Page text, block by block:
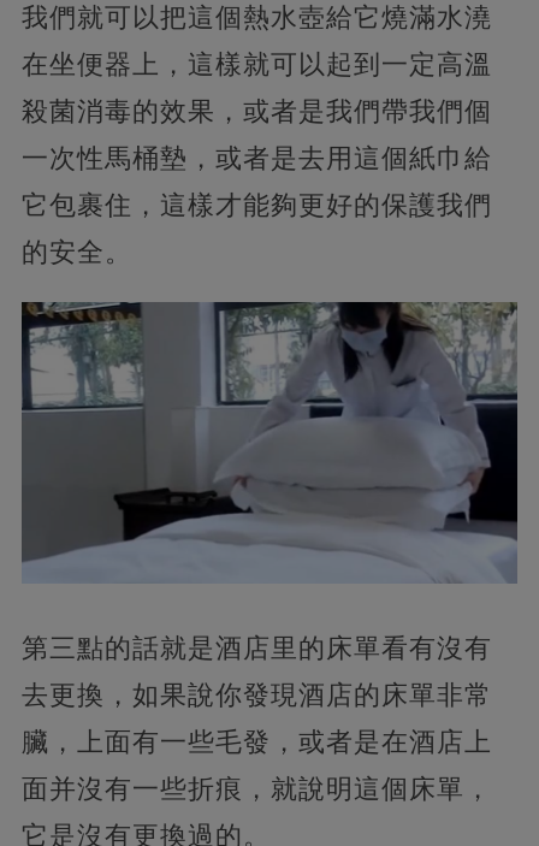
我們就可以把這個熱水壺給它燒滿水澆
在坐便器上，這樣就可以起到一定高溫
殺菌消毒的效果，或者是我們帶我們個
一次性馬桶墊，或者是去用這個紙巾給
它包裹住，這樣才能夠更好的保護我們
的安全。
第三點的話就是酒店里的床單看有沒有
去更換，如果說你發現酒店的床單非常
臟，上面有一些毛發，或者是在酒店上
面并沒有一些折痕，就說明這個床單，
它是沒有更換過的。